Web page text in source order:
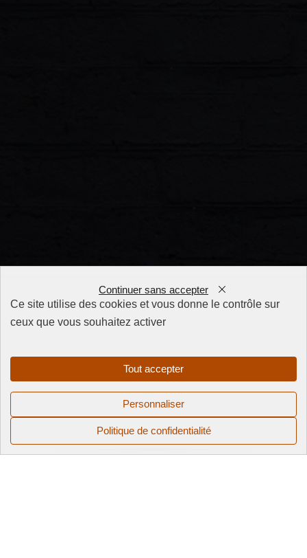
Mentions
légales
Politique de
confidentialité
Ce site utilise des cookies et vous donne le contrôle sur
ceux que vous souhaitez activer
Tout accepter
Continuer sans accepter
Personnaliser
Politique de confidentialité